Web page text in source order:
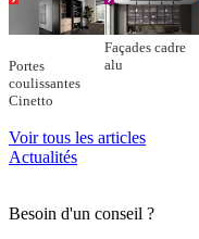
Portes
coulissantes
Cinetto
Façades cadre
alu
Voir tous les articles
Actualités
Besoin d'un conseil ?